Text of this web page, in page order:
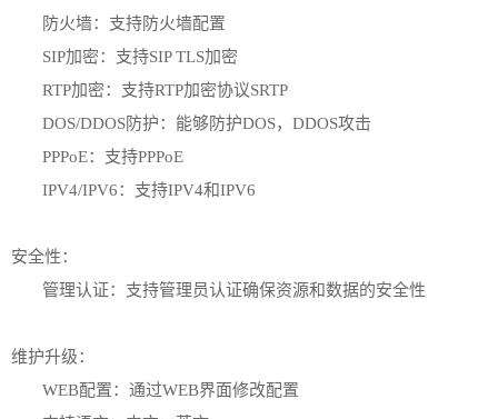
防火墙：支持防火墙配置
SIP加密：支持SIP TLS加密
RTP加密：支持RTP加密协议SRTP
DOS/DDOS防护：能够防护DOS，DDOS攻击
PPPoE：支持PPPoE
IPV4/IPV6：支持IPV4和IPV6
安全性：
管理认证：支持管理员认证确保资源和数据的安全性
维护升级：
WEB配置：通过WEB界面修改配置